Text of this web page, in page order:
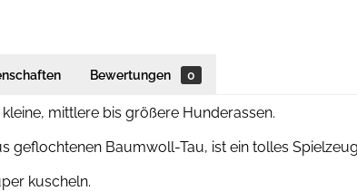
Bewertungen 0
mittlere bis größere Hunderassen.
geflochtenen Baumwoll-Tau, ist ein tolles
kuscheln.